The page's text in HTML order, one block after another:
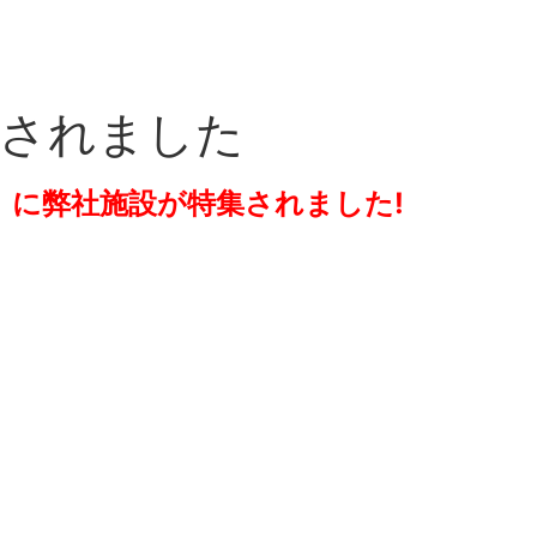
れました
弊社施設が特集されました!